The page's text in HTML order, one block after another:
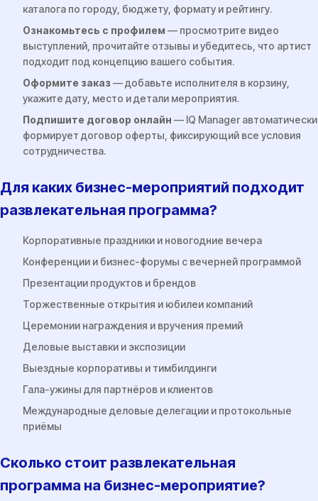
каталога по городу, бюджету, формату и рейтингу.
Ознакомьтесь с профилем — просмотрите видео
выступлений, прочитайте отзывы и убедитесь, что артист
подходит под концепцию вашего события.
Оформите заказ — добавьте исполнителя в корзину,
укажите дату, место и детали мероприятия.
Подпишите договор онлайн — IQ Manager автоматически
формирует договор оферты, фиксирующий все условия
сотрудничества.
Для каких бизнес-мероприятий подходит
развлекательная программа?
Корпоративные праздники и новогодние вечера
Конференции и бизнес-форумы с вечерней программой
Презентации продуктов и брендов
Торжественные открытия и юбилеи компаний
Церемонии награждения и вручения премий
Деловые выставки и экспозиции
Выездные корпоративы и тимбилдинги
Гала-ужины для партнёров и клиентов
Международные деловые делегации и протокольные
приёмы
Сколько стоит развлекательная
программа на бизнес-мероприятие?